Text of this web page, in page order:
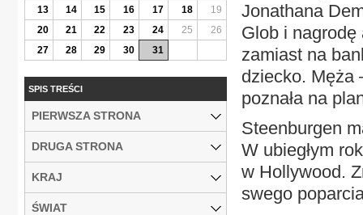
Jonathana
Glob i
zamiast na
dziecko. Męża
poznała na
Steenburgen
W ubiegłym
w Hollywood.
swego
13
14 15 16 17 18
19
20
21 22 23 24 25
26
27
28 29 30 31
SPIS TREŚCI
PIERWSZA STRONA
DRUGA STRONA
KRAJ
ŚWIAT